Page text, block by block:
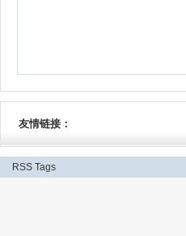
友情链接：
RSS Tags